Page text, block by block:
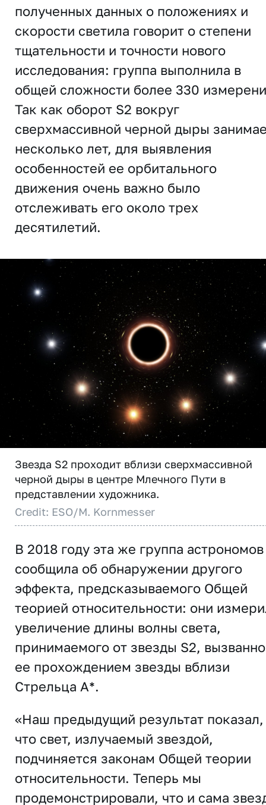
полученных данных о положениях и
скорости светила говорит о степени
тщательности и точности нового
исследования: группа выполнила в
общей сложности более 330
Так как оборот S2 вокруг
сверхмассивной черной дыры
несколько лет, для выявления
особенностей ее орбитального
движения очень важно было
отслеживать его около трех
десятилетий.
Звезда S2 проходит вблизи сверхмассивной
черной дыры в центре Млечного Пути в
представлении художника.
Credit: ESO/M. Kornmesser
В 2018 году эта же группа астрономов
сообщила об обнаружении другого
эффекта, предсказываемого Общей
теорией относительности: они
увеличение длины волны света,
принимаемого от звезды S2,
ее прохождением звезды вблизи
Стрельца A*.
«Наш предыдущий результат показал,
что свет, излучаемый звездой,
подчиняется законам Общей теории
относительности. Теперь мы
продемонстрировали, что и сама